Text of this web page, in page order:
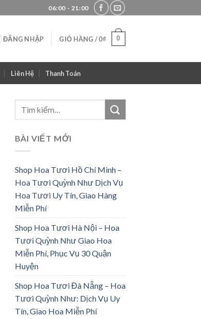
06:00 - 21:00
ĐĂNG NHẬP GIỎ HÀNG /0₫ 0
Liên Hệ Thanh Toán
BÀI VIẾT MỚI
Shop Hoa Tươi Hồ Chí Minh –
Hoa Tươi Quỳnh Như Dịch Vụ
Hoa Tươi Uy Tín, Giao Hàng
Miễn Phí
Shop Hoa Tươi Hà Nội – Hoa
Tươi Quỳnh Như Giao Hoa
Miễn Phí, Phục Vụ 30 Quận
Huyện
Shop Hoa Tươi Đà Nẵng – Hoa
Tươi Quỳnh Như: Dịch Vụ Uy
Tín, Giao Hoa Miễn Phí